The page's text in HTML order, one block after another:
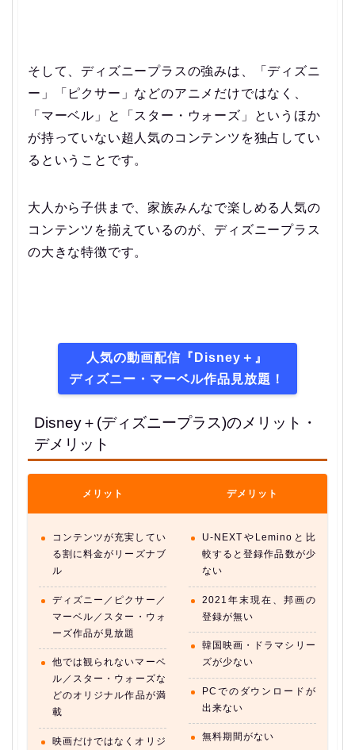
そして、ディズニープラスの強みは、「ディズニ
ー」「ピクサー」などのアニメだけではなく、
「マーベル」と「スター・ウォーズ」というほか
が持っていない超人気のコンテンツを独占してい
るということです。
大人から子供まで、家族みんなで楽しめる人気の
コンテンツを揃えているのが、ディズニープラス
の大きな特徴です。
人気の動画配信『Disney＋』
ディズニー・マーベル作品見放題！
Disney＋(ディズニープラス)のメリット・
デメリット
メリット
コンテンツが充実してい
る割に料金がリーズナブ
ル
ディズニー／ピクサー／
マーベル／スター・ウォ
ーズ作品が見放題
他では観られないマーベ
ル／スター・ウォーズな
どのオリジナル作品が満
載
映画だけではなくオリジ
デメリット
U-NEXTやLeminoと比
較すると登録作品数が少
ない
2021年末現在、邦画の
登録が無い
韓国映画・ドラマシリー
ズが少ない
PCでのダウンロードが
出来ない
無料期間がない